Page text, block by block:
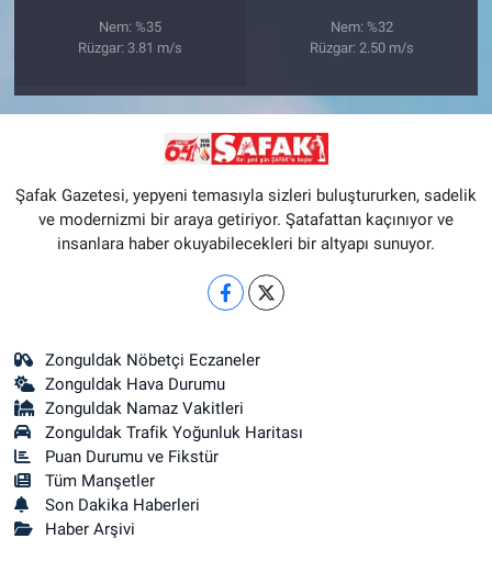
Nem: %35
Rüzgar: 3.81 m/s
Nem: %32
Rüzgar: 2.50 m/s
Şafak Gazetesi, yepyeni temasıyla sizleri buluştururken, sadelik
ve modernizmi bir araya getiriyor. Şatafattan kaçınıyor ve
insanlara haber okuyabilecekleri bir altyapı sunuyor.
Zonguldak Nöbetçi Eczaneler
Zonguldak Hava Durumu
Zonguldak Namaz Vakitleri
Zonguldak Trafik Yoğunluk Haritası
Puan Durumu ve Fikstür
Tüm Manşetler
Son Dakika Haberleri
Haber Arşivi